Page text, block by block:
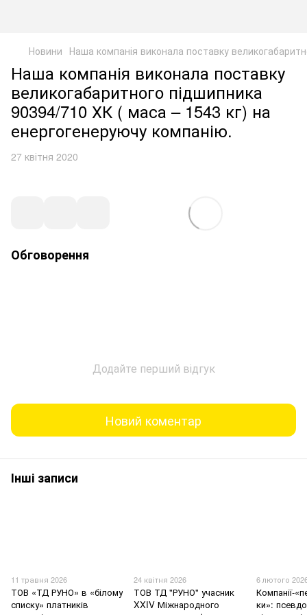
Новини Наша компанія виконала поставку
Наша компанія виконала поставку
великогабаритного підшипника
90394/710 ХК ( маса – 1543 кг) на
енергогенеруючу компанію.
27 квітня 2020
Обговорення
Додайте перший відгук
Новий коментар
Інші записи
11 травня 2026
ТОВ «ТД РУНО» в «білому
списку» платників
24 квітня 2026
ТОВ ТД "РУНО" учасник
XXIV Міжнародного
6 лютого
Компанії-
ки»: